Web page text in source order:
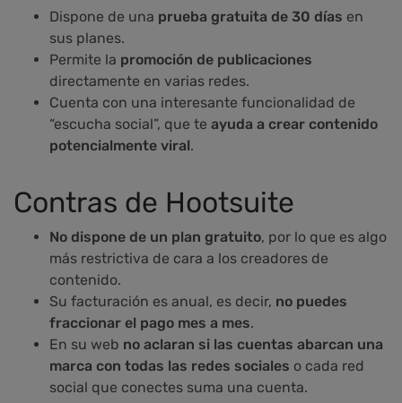
Dispone de una prueba gratuita de 30 días en
sus planes.
Permite la promoción de publicaciones
directamente en varias redes.
Cuenta con una interesante funcionalidad de
“escucha social”, que te ayuda a crear contenido
potencialmente viral.
Contras de Hootsuite
No dispone de un plan gratuito, por lo que es algo
más restrictiva de cara a los creadores de
contenido.
Su facturación es anual, es decir, no puedes
fraccionar el pago mes a mes.
En su web no aclaran si las cuentas abarcan una
marca con todas las redes sociales o cada red
social que conectes suma una cuenta.